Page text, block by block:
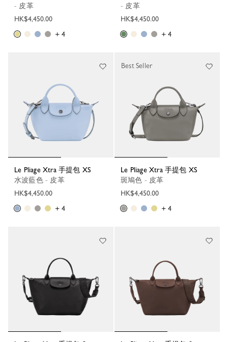
- 皮革
HK$4,450.00
+ 4
- 皮革
HK$4,450.00
+ 4
Le Pliage Xtra 手提包 XS
水波藍色 - 皮革
HK$4,450.00
+ 4
Le Pliage Xtra 手提包 XS
斑鳩色 - 皮革
HK$4,450.00
+ 4
Best Seller